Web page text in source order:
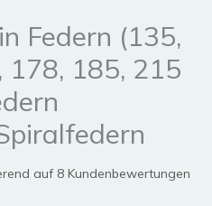
Federn (135,
178, 185, 215
auf 8 Kundenbewertungen